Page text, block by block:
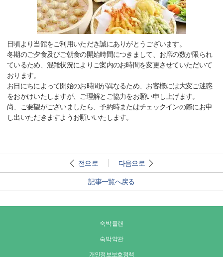
日頃より当館をご利用いただき誠にありがとうございます。
冬期のご夕食及びご朝食の開始時間につきまして、お席の数が限られ
ているため、混雑状況によりご案内のお時間を変更させていただいて
おります。
お日にちによって開始のお時間が異なるため、お客様には大変ご迷惑
をおかけいたしますが、ご理解とご協力をお願い申し上げます。
尚、ご要望がございましたら、予約時またはチェックインの際にお申
し出いただきますようお願いいたします。
전으로 다음으로
記事一覧へ戻る
숙박 플랜
숙박 약관
개인정보보호정책